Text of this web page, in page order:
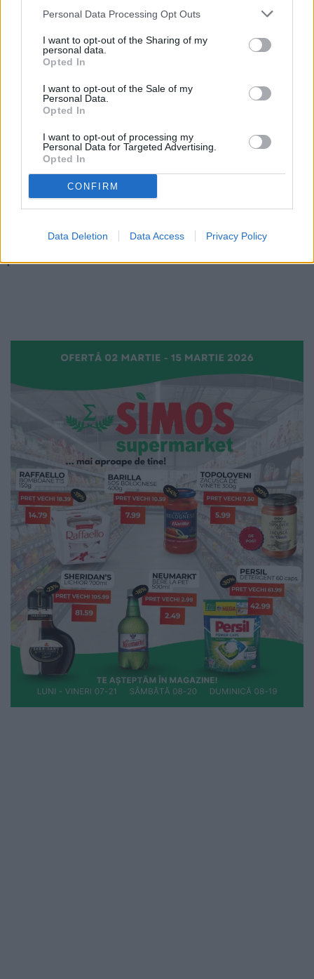
Personal Data Processing Opt Outs
I want to opt-out of the Sharing of my
personal data.
Opted In
I want to opt-out of the Sale of my
Personal Data.
Opted In
I want to opt-out of processing my
Personal Data for Targeted Advertising.
Opted In
CONFIRM
Data Deletion Data Access Privacy Policy
08.07.2026
Național „Nicu Gane” au urmat un
curs european în domeniul
Inteligenței Artificiale
07.07.2026
„Mihai Băcescu” au obținut nota 10
la probele examenului de
EDUCAȚIE
de promovare la colegiile din
picat examenul